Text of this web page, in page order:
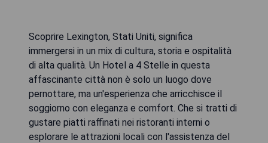
Scoprire Lexington, Stati Uniti, significa
immergersi in un mix di cultura, storia e ospitalità
di alta qualità. Un Hotel a 4 Stelle in questa
affascinante città non è solo un luogo dove
pernottare, ma un'esperienza che arricchisce il
soggiorno con eleganza e comfort. Che si tratti di
gustare piatti raffinati nei ristoranti interni o
esplorare le attrazioni locali con l'assistenza del